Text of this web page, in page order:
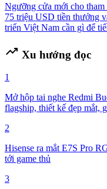
Ngưỡng cửa mới cho
75 triệu USD tiền thưởng
triển Việt Nam cần gì để
trending_up Xu hướng đọc
1
Mở hộp tai nghe Redmi
flagship, thiết kế đẹp mắt,
2
Hisense ra mắt E7S Pro
tới game thủ
3